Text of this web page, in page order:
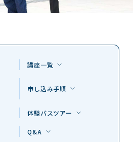
講座一覧
申し込み手順
体験バスツアー
Q&A